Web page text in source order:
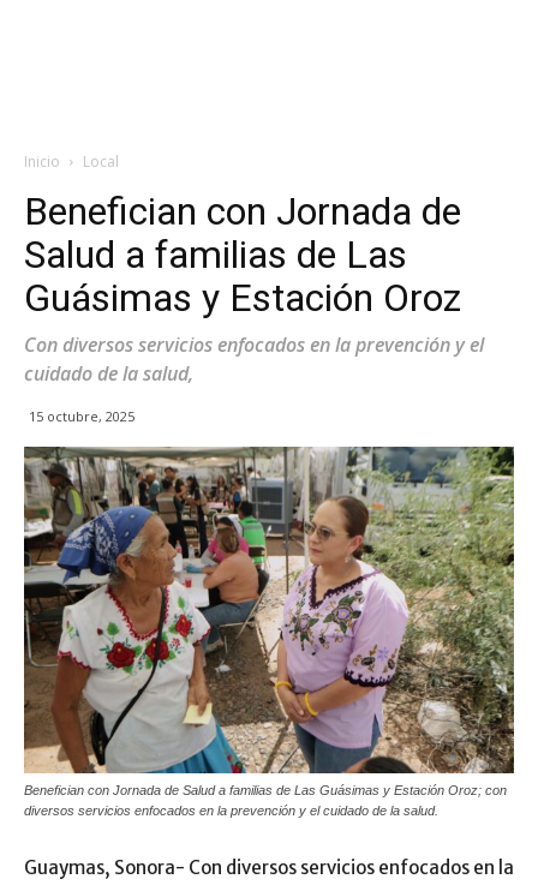
Inicio Local
Benefician con Jornada de
Salud a familias de Las
Guásimas y Estación Oroz
Con diversos servicios enfocados en la prevención y el
cuidado de la salud,
15 octubre, 2025
Benefician con Jornada de Salud a familias de Las Guásimas y Estación Oroz; con
diversos servicios enfocados en la prevención y el cuidado de la salud.
Guaymas, Sonora- Con diversos servicios enfocados en la